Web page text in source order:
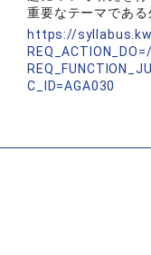
重要なテーマである
https://
C_ID=AGA030